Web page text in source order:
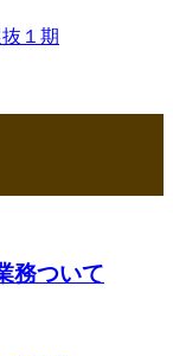
１期
務ついて